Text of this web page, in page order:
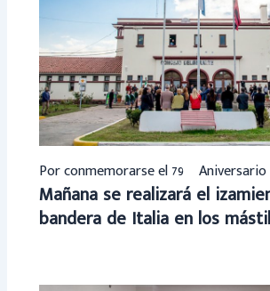
Por conmemorarse el 79º Aniversario
Mañana se realizará el
bandera de Italia en los